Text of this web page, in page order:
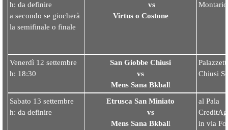
h: da definire
a secondo se giocherà
la semifinale o finale
vs
Virtus o Costone
Venerdì 12 settembre
h: 18:30
San Giobbe Chiusi
vs
Mens Sana Bkball
Chiusi
Sabato 13 settembre
h: da definire
Etrusca San Miniato
vs
Mens Sana Bkball
al Pala
in via